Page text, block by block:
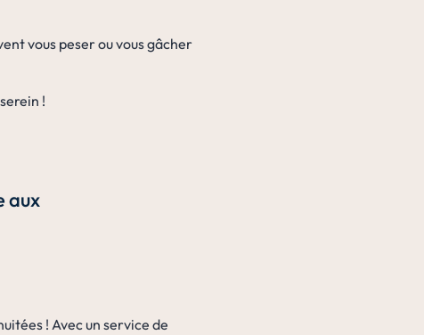
vous peser ou vous gâcher
!
aux
! Avec un service de